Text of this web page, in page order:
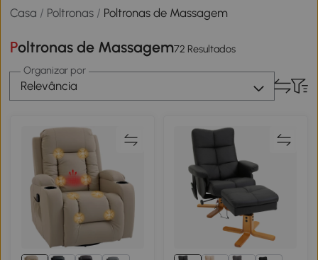
Casa / Poltronas / Poltronas de Massagem
Poltronas de Massagem72 Resultados
Organizar por
Relevância